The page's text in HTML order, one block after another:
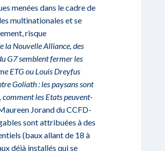
menées dans le cadre de
multinationales et se
risque
la Nouvelle Alliance, des
G7 semblent fermer les
ETG ou Louis Dreyfus
Goliath : les paysans sont
comment les Etats peuvent-
Jorand du CCFD-
sont attribuées à des
(baux allant de 18 à
déjà installés qui se